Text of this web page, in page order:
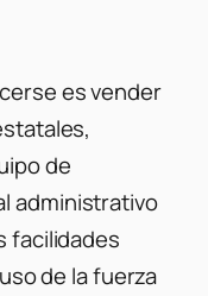
es vender
de
administrativo
facilidades
de la fuerza